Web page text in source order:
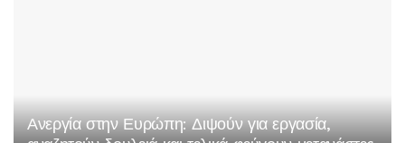
Ανεργία στην Ευρώπη: Διψούν για εργασία,